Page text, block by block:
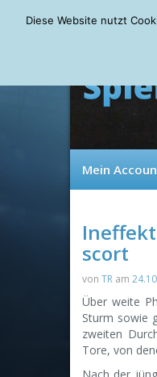
Thursday,
Mein
scort
von TR am
Über weite
Sturm sowie
zweiten
Tore, von
Diese Website nutzt